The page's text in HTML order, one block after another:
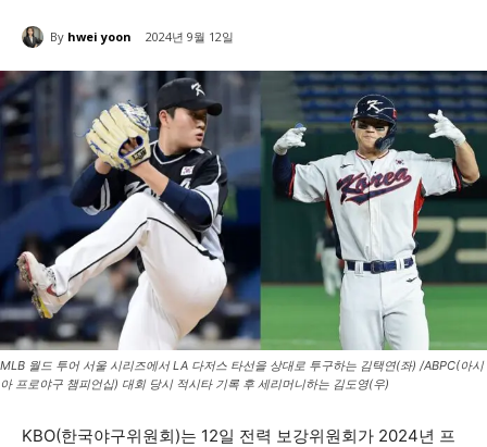
By hwei yoon 2024년 9월 12일
MLB 월드 투어 서울 시리즈에서 LA 다저스 타선을 상대로 투구하는 김택연(좌) /ABPC(아시
아 프로야구 챔피언십) 대회 당시 적시타 기록 후 세리머니하는 김도영(우)
KBO(한국야구위원회)는 12일 전력 보강위원회가 2024년 프